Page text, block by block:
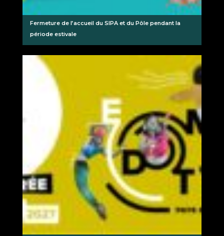
Fermeture de l’accueil du SIPA et du Pôle pendant la
période estivale